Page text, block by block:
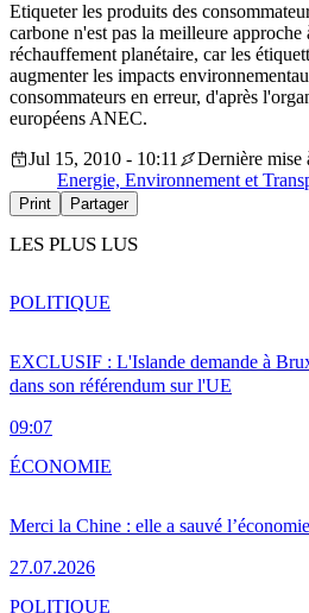
Etiqueter les produits des
carbone n'est pas la meilleure
réchauffement planétaire, car les
augmenter les impacts
consommateurs en erreur, d'après
européens ANEC.
Jul 15, 2010 - 10:11
Dernière mise
Energie, Environnement et
Print Partager
LES PLUS LUS
EXCLUSIF : L'Islande demande à
dans son référendum sur l'UE
09:07
POLITIQUE
Merci la Chine : elle a sauvé
27.07.2026
ÉCONOMIE
POLITIQUE